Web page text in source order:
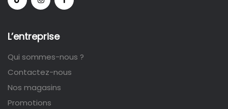
L’entreprise
Qui sommes-nous ?
Contactez-nous
Nos magasins
Promotions